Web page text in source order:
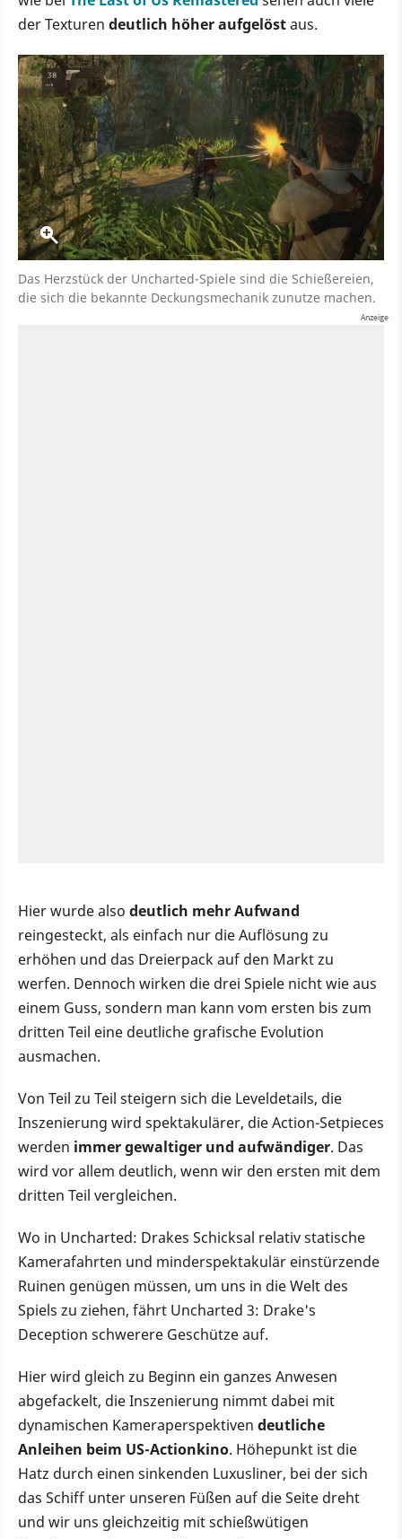
der Texturen deutlich höher aufgelöstaus.
Das Herzstück der Uncharted-Spiele sind die Schießereien,
die sich die bekannte Deckungsmechanik zunutze machen.
Hier wurde also deutlich mehr Aufwand
reingesteckt, als einfach nur die Auflösung zu
erhöhen und das Dreierpack auf den Markt zu
werfen. Dennoch wirken die drei Spiele nicht wie aus
einem Guss, sondern man kann vom ersten bis zum
dritten Teil eine deutliche grafische Evolution
ausmachen.
Von Teil zu Teil steigern sich die Leveldetails, die
Inszenierung wird spektakulärer, die Action-Setpieces
werden immer gewaltiger und aufwändiger. Das
wird vor allem deutlich, wenn wir den ersten mit dem
dritten Teil vergleichen.
Wo in Uncharted: Drakes Schicksal relativ statische
Kamerafahrten und minderspektakulär einstürzende
Ruinen genügen müssen, um uns in die Welt des
Spiels zu ziehen, fährt Uncharted 3: Drake's
Deception schwerere Geschütze auf.
Hier wird gleich zu Beginn ein ganzes Anwesen
abgefackelt, die Inszenierung nimmt dabei mit
dynamischen Kameraperspektiven deutliche
Anleihen beim US-Actionkino. Höhepunkt ist die
Hatz durch einen sinkenden Luxusliner, bei der sich
das Schiff unter unseren Füßen auf die Seite dreht
und wir uns gleichzeitig mit schießwütigen